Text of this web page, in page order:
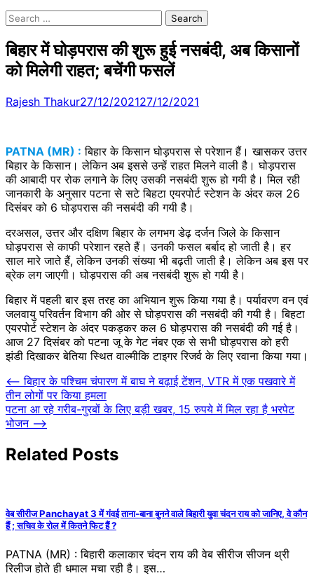
Search
बिहार में घोड़परास की शुरू हुई नसबंदी, अब किसानों
को मिलेगी राहत; बचेंगी फसलें
Rajesh Thakur27/12/202127/12/2021
PATNA (MR) : बिहार के किसान घोड़परास से परेशान हैं। खासकर उत्तर
बिहार के किसान। लेकिन अब इससे उन्हें राहत मिलने वाली है। घोड़परास
की आबादी पर रोक लगाने के लिए उसकी नसबंदी शुरू हो गयी है। मिल रही
जानकारी के अनुसार पटना से सटे बिहटा एयरपोर्ट स्टेशन के अंदर कल 26
दिसंबर को 6 घोड़परास की नसबंदी की गयी है।
दरअसल, उत्तर और दक्षिण बिहार के लगभग डेढ़ दर्जन जिले के किसान
घोड़परास से काफी परेशान रहते हैं। उनकी फसल बर्बाद हो जाती है। हर
साल मारे जाते हैं, लेकिन उनकी संख्या भी बढ़ती जाती है। लेकिन अब इस पर
ब्रेक लग जाएगी। घोड़परास की अब नसबंदी शुरू हो गयी है।
बिहार में पहली बार इस तरह का अभियान शुरू किया गया है। पर्यावरण वन एवं
जलवायु परिवर्तन विभाग की ओर से घोड़परास की नसबंदी की गयी है। बिहटा
एयरपोर्ट स्टेशन के अंदर पकड़कर कल 6 घोड़परास की नसबंदी की गई है।
आज 27 दिसंबर को पटना जू के गेट नंबर एक से सभी घोड़परास को हरी
झंडी दिखाकर बेतिया स्थित वाल्मीकि टाइगर रिजर्व के लिए रवाना किया गया।
Post
navigation
⟵ बिहार के पश्चिम चंपारण में बाघ ने बढ़ाई टेंशन, VTR में एक पखवारे में
तीन लोगों पर किया हमला
पटना आ रहे गरीब-गुरबों के लिए बड़ी खबर, 15 रुपये में मिल रहा है भरपेट
भोजन ⟶
Related Posts
वेब सीरीज Panchayat 3 में गंवई ताना-बाना बुनने वाले बिहारी युवा चंदन राय को जानिए, वे कौन
हैं ; सचिव के रोल में कितने फिट हैं ?
PATNA (MR) : बिहारी कलाकार चंदन राय की वेब सीरीज सीजन थ्री
रिलीज होते ही धमाल मचा रही है। इस…